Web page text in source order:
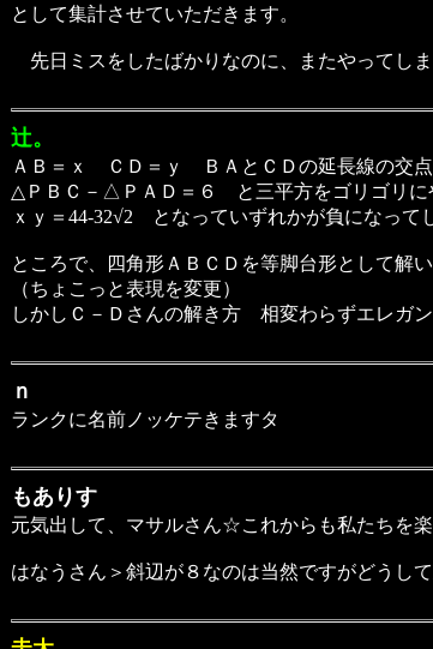
として集計させていただきます。
先日ミスをしたばかりなのに、またやってし
辻。
ＡＢ＝ｘ ＣＤ＝ｙ ＢＡとＣＤの延長線の交
△ＰＢＣ－△ＰＡＤ＝６ と三平方をゴリゴリに
ｘｙ＝44-32√2 となっていずれかが負になって
ところで、四角形ＡＢＣＤを等脚台形として解
（ちょこっと表現を変更）
しかしＣ－Ｄさんの解き方 相変わらずエレガン
ｎ
ランクに名前ノッケテきますタ
もありす
元気出して、マサルさん☆これからも私たちを楽
はなうさん＞斜辺が８なのは当然ですがどうし